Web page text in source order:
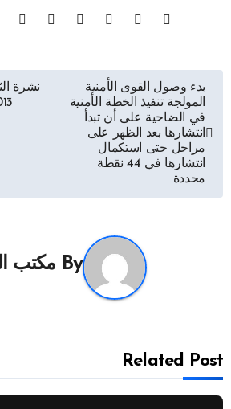
تصفّح
المقالات
بدء وصول القوى الأمنية
المولجة تنفيذ الخطة الأمنية
في الضاحية على أن تبدأ
انتشارها بعد الظهر على
مراحل حتى استكمال
انتشارها في 44 نقطة
محددة
By مكتب
Related Post